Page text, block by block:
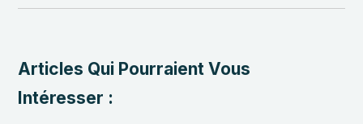
Articles Qui Pourraient Vous
Intéresser :